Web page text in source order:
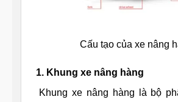
Cấu tạo của xe nâng
1. Khung xe nâng hàng
Khung xe nâng hàng là bộ